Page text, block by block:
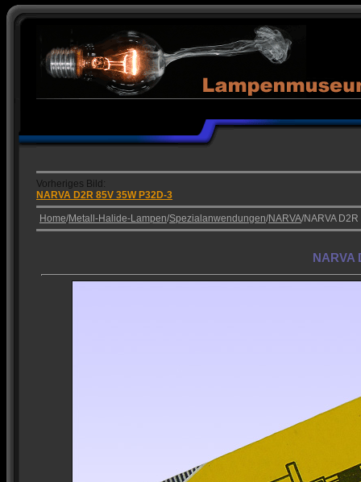
Vorheriges Bild:
NARVA D2R 85V 35W P32D-3
Home/Metall-Halide-Lampen/Spezialanwendungen/NARVA/NARVA
NARVA